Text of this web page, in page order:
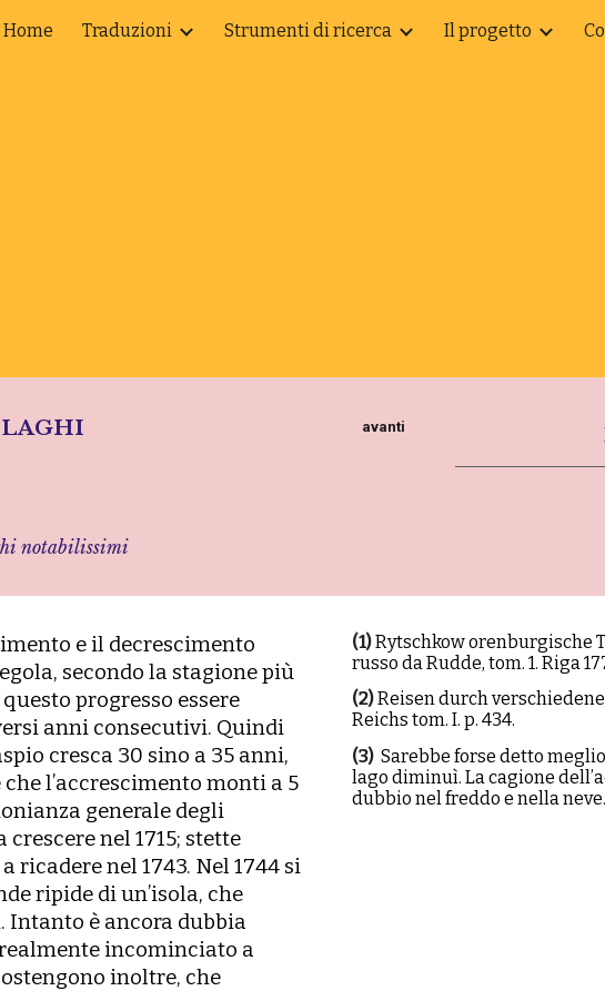
main content Skip to navigation
Home Traduzioni Strumenti di ricerca Il progetto
LAGHI avanti
notabilissimi
e il decrescimento
secondo la stagione più
progresso essere
anni consecutivi. Quindi
cresca 30 sino a 35 anni,
lʼaccrescimento monti a 5
generale degli
nel 1715; stette
ricadere nel 1743. Nel 1744 si
ripide di unʼisola, che
Intanto è ancora dubbia
realmente incominciato a
inoltre, che
(1)Rytschkow orenburgische
russo da Rudde, tom. 1. Riga
(2)Reisen durch
Reichs tom. I. p. 434.
(3) Sarebbe forse detto
lago diminuì. La cagione
dubbio nel freddo e nella neve.